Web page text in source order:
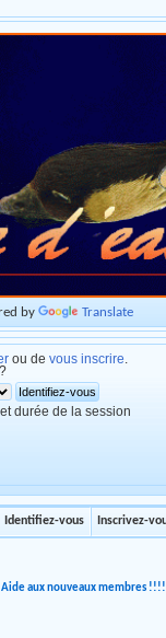
by Translate
ou de vous inscrire
?
durée de la session
Identifiez-vous Inscrivez-
Aide aux nouveaux membres !!!!